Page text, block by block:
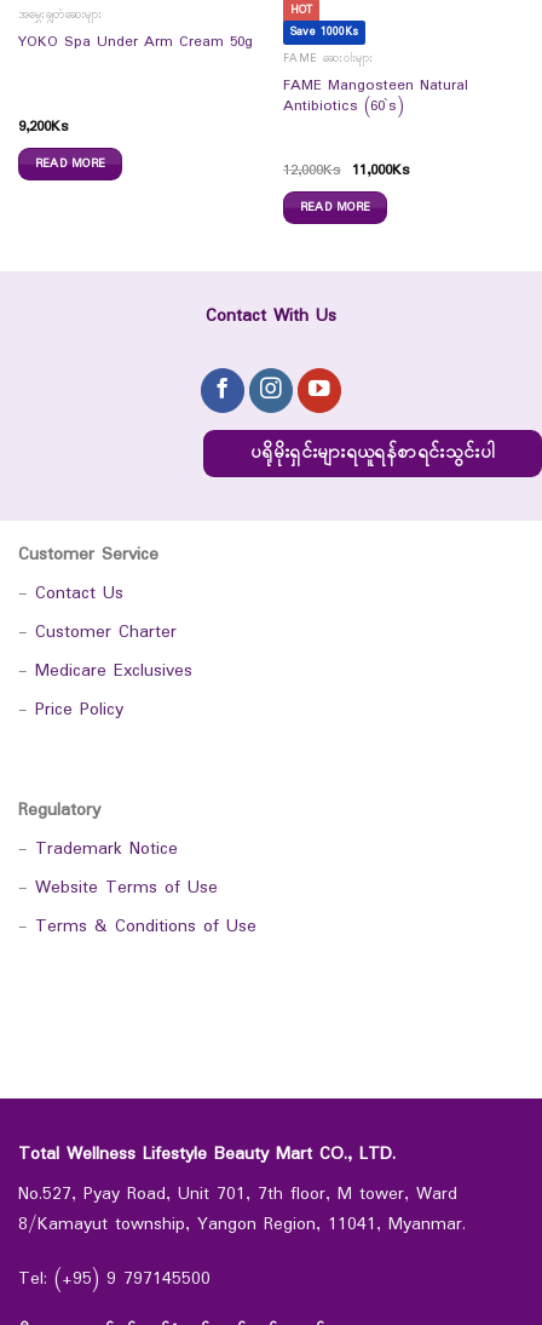
အမွှေးချွတ်ဆေးများ
YOKO Spa Under Arm Cream 50g
9,200Ks
READ MORE
HOT
Save 1000Ks
FAME ဆေးဝါးများ
FAME Mangosteen Natural
Antibiotics (60`s)
12,000Ks 11,000Ks
READ MORE
Contact With Us
ပရိုမိုးရှင်းများရယူရန်စာရင်းသွင်းပါ
Customer Service
- Contact Us
- Customer Charter
- Medicare Exclusives
- Price Policy
Regulatory
- Trademark Notice
- Website Terms of Use
- Terms & Conditions of Use
Total Wellness Lifestyle Beauty Mart CO., LTD.
No.527, Pyay Road, Unit 701, 7th floor, M tower, Ward
8/Kamayut township, Yangon Region, 11041, Myanmar.
Tel: (+95) 9 797145500